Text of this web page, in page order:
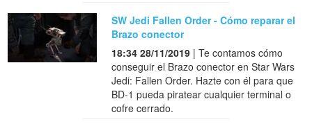
SW Jedi Fallen Order - Cómo reparar el
Brazo conector
18:34 28/11/2019 | Te contamos cómo
conseguir el Brazo conector en Star Wars
Jedi: Fallen Order. Hazte con él para que
BD-1 pueda piratear cualquier terminal o
cofre cerrado.